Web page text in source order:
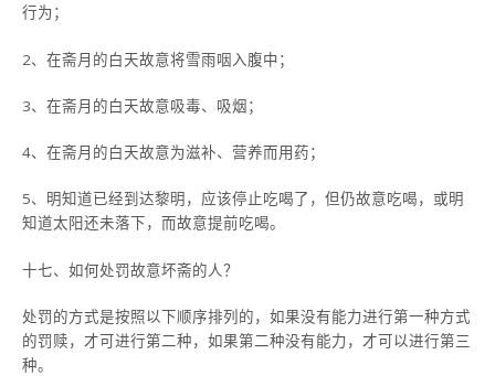
行为；
2、在斋月的白天故意将雪雨咽入腹中；
3、在斋月的白天故意吸毒、吸烟；
4、在斋月的白天故意为滋补、营养而用药；
5、明知道已经到达黎明，应该停止吃喝了，但仍故意吃喝，或明
知道太阳还未落下，而故意提前吃喝。
十七、如何处罚故意坏斋的人？
处罚的方式是按照以下顺序排列的，如果没有能力进行第一种方式
的罚赎，才可进行第二种，如果第二种没有能力，才可以进行第三
种。